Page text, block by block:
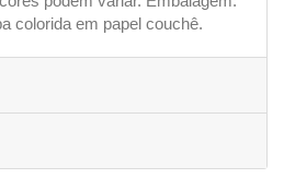
colorida em papel couchê.